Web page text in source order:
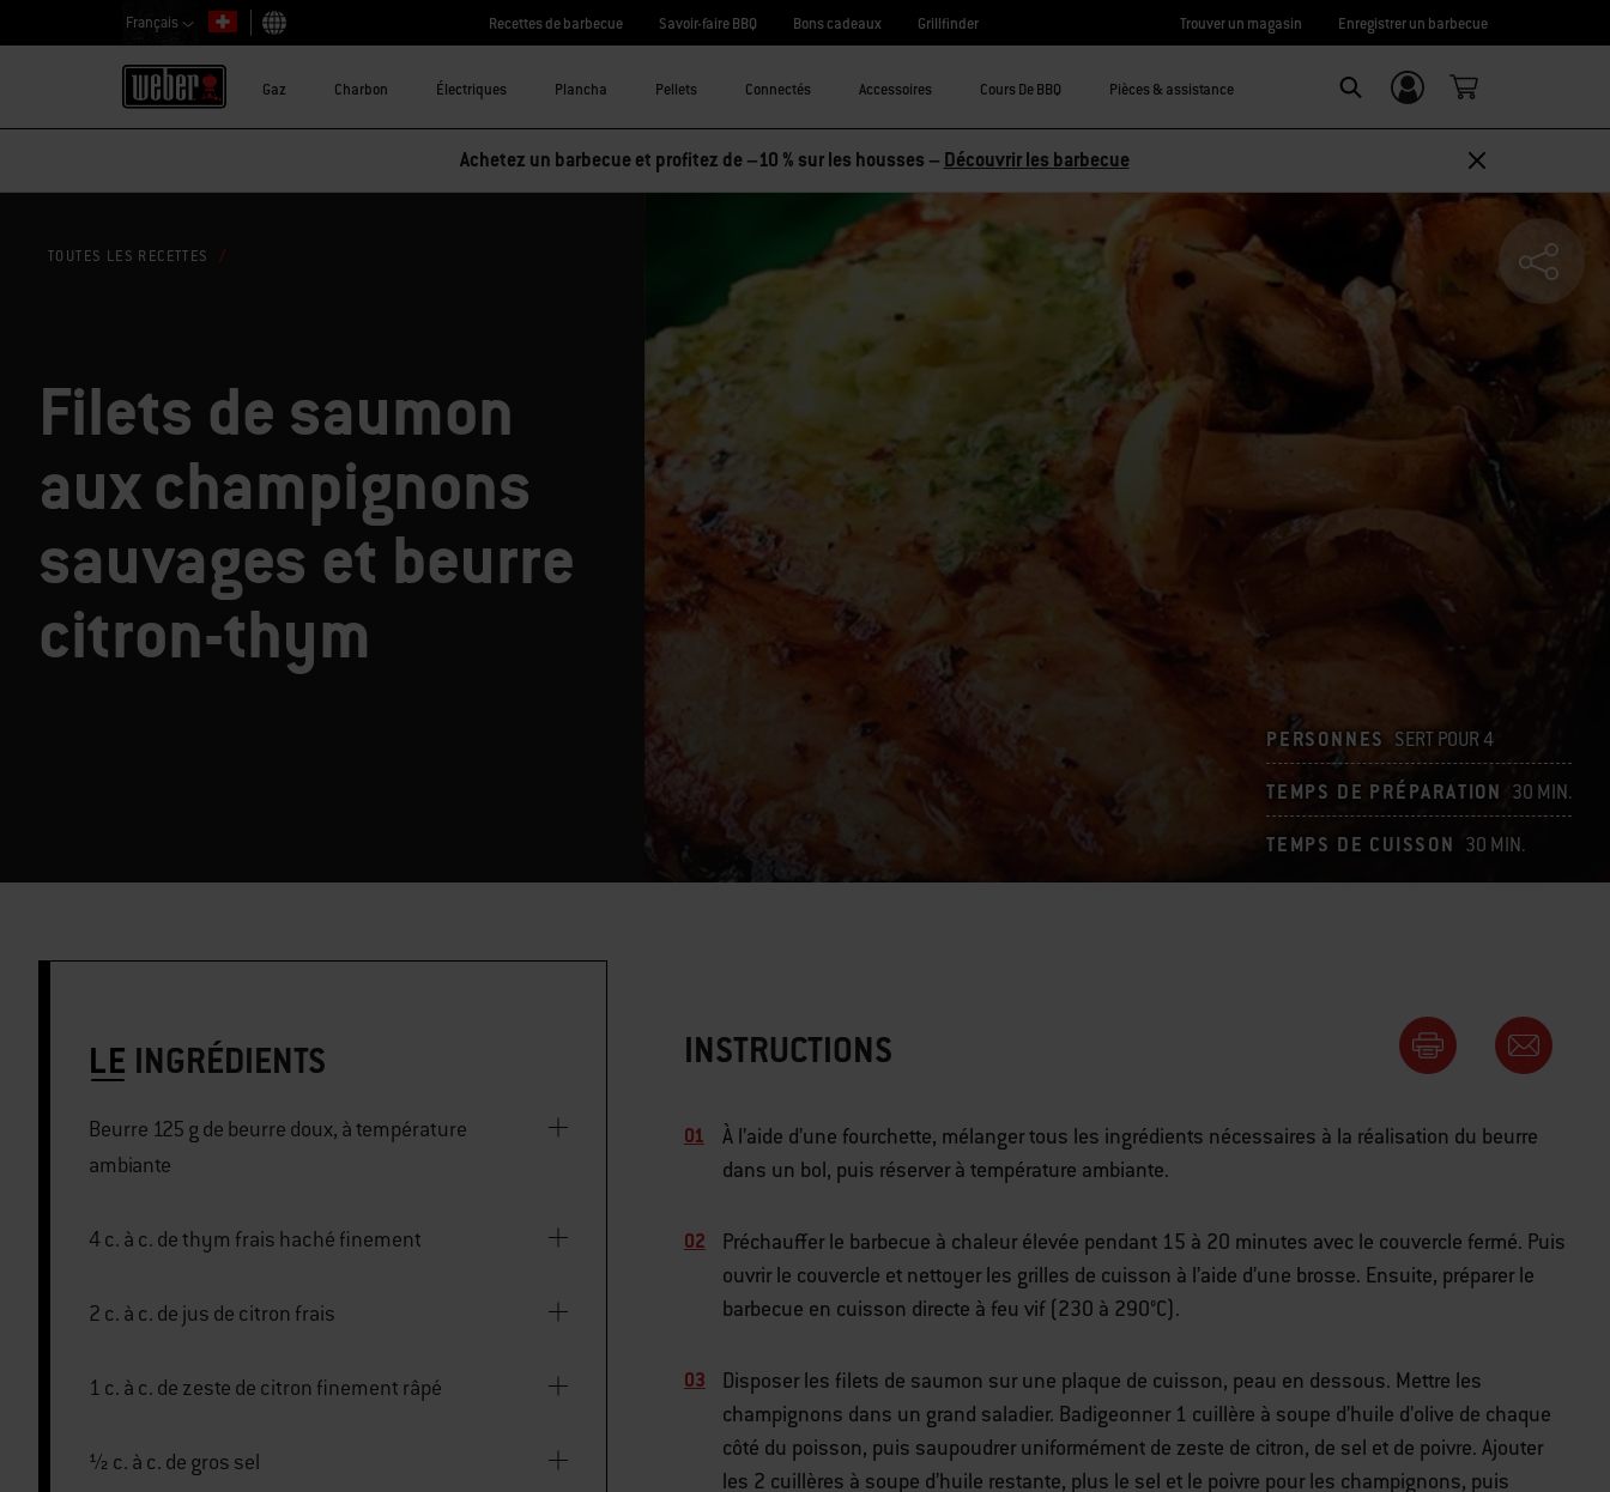
Français
Choisir un pays
Recettes de barbecue Savoir-faire BBQ Bons cadeaux Grillfinder Trouver un magasin Enregistrer un barbecue
Gaz Charbon Électriques Plancha Pellets Connectés Accessoires Cours De BBQ Pièces & assistance
Se connecter/
S’inscrire
Achetez un barbecue et profitez de –10 % sur les housses – Découvrir les barbecue
TOUTES LES RECETTES
Filets de saumon
aux champignons
sauvages et beurre
citron-thym
PERSONNES SERT POUR 4
TEMPS DE PRÉPARATION 30 MIN.
TEMPS DE CUISSON 30 MIN.
LE INGRÉDIENTS
Beurre 125 g de beurre doux, à température
ambiante
4 c. à c. de thym frais haché finement
2 c. à c. de jus de citron frais
1 c. à c. de zeste de citron finement râpé
½ c. à c. de gros sel
INSTRUCTIONS
À l’aide d’une fourchette, mélanger tous les ingrédients nécessaires à la réalisation du beurre
dans un bol, puis réserver à température ambiante.
Préchauffer le barbecue à chaleur élevée pendant 15 à 20 minutes avec le couvercle fermé. Puis
ouvrir le couvercle et nettoyer les grilles de cuisson à l’aide d’une brosse. Ensuite, préparer le
barbecue en cuisson directe à feu vif (230 à 290°C).
Disposer les filets de saumon sur une plaque de cuisson, peau en dessous. Mettre les
champignons dans un grand saladier. Badigeonner 1 cuillère à soupe d’huile d’olive de chaque
côté du poisson, puis saupoudrer uniformément de zeste de citron, de sel et de poivre. Ajouter
les 2 cuillères à soupe d’huile restante, plus le sel et le poivre pour les champignons, puis